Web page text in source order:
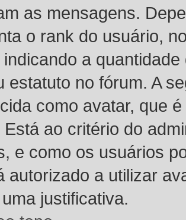
as mensagens.
o rank do usuário,
a
estatuto no fórum. A
como avatar, que
Está ao critério do
e como os usuários
autorizado a utilizar
justificativa.